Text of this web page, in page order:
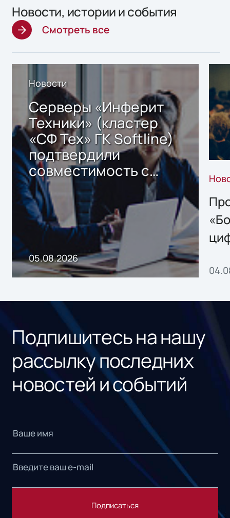
Новости, истории и события
Смотреть все
Новости
Серверы «Инферит
Техники» (кластер
«СФ Тех» ГК Softline)
подтвердили
совместимость с
решением Sharx
Storage 2.x для
хранения данных
05.08.2026
Подпишитесь на нашу
рассылку последних
новостей и событий
Подписаться